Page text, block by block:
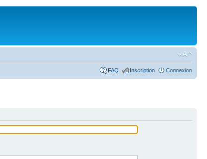
FAQ Inscription Connexion